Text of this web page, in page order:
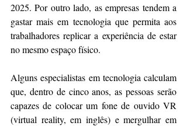
2025. Por outro lado, as empresas tendem a
gastar mais em tecnologia que permita aos
trabalhadores replicar a experiência de estar
no mesmo espaço físico.
Alguns especialistas em tecnologia calculam
que, dentro de cinco anos, as pessoas serão
capazes de colocar um fone de ouvido VR
(virtual reality, em inglês) e mergulhar em